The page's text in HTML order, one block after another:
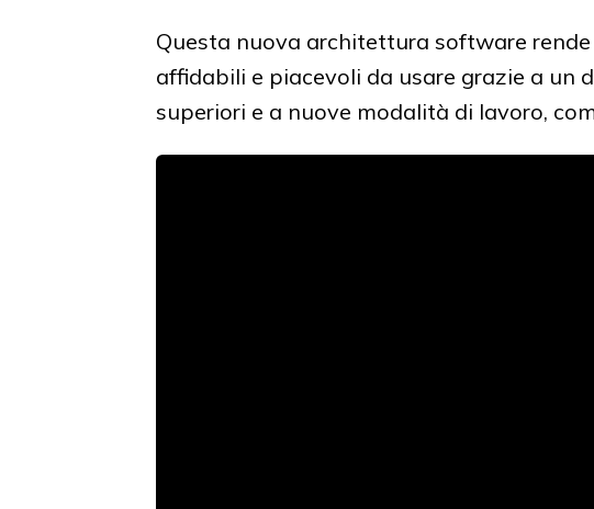
Questa nuova architettura software
affidabili e piacevoli da usare grazie a un
superiori e a nuove modalità di lavoro,